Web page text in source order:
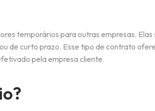
temporários para outras empresas. Elas
de curto prazo. Esse tipo de contrato
pela empresa cliente.